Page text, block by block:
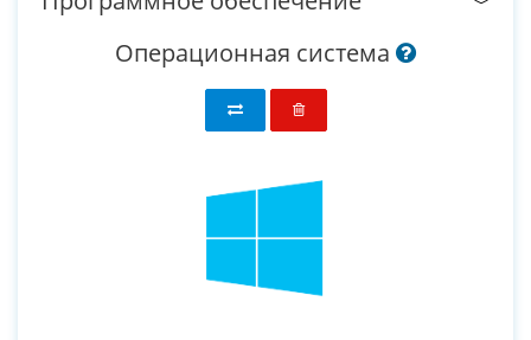
Операционная система